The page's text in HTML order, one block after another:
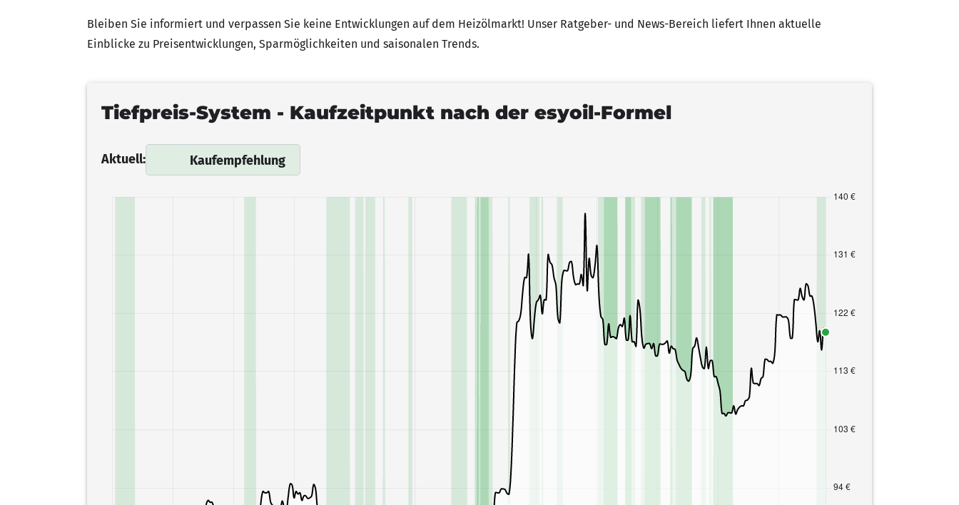
Bleiben Sie informiert und verpassen Sie keine Entwicklungen auf dem Heizölmarkt! Unser Ratgeber- und News-Bereich liefert Ihnen aktuelle
Einblicke zu Preisentwicklungen, Sparmöglichkeiten und saisonalen Trends.
Tiefpreis-System - Kaufzeitpunkt nach der esyoil-Formel
Aktuell: Kaufempfehlung